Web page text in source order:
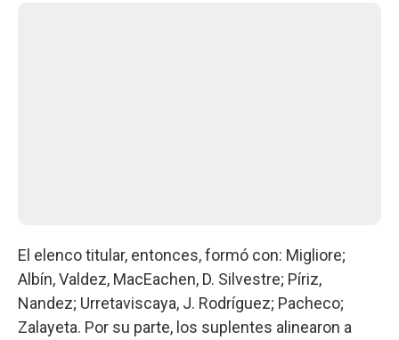
El elenco titular, entonces, formó con: Migliore;
Albín, Valdez, MacEachen, D. Silvestre; Píriz,
Nandez; Urretaviscaya, J. Rodríguez; Pacheco;
Zalayeta. Por su parte, los suplentes alinearon a